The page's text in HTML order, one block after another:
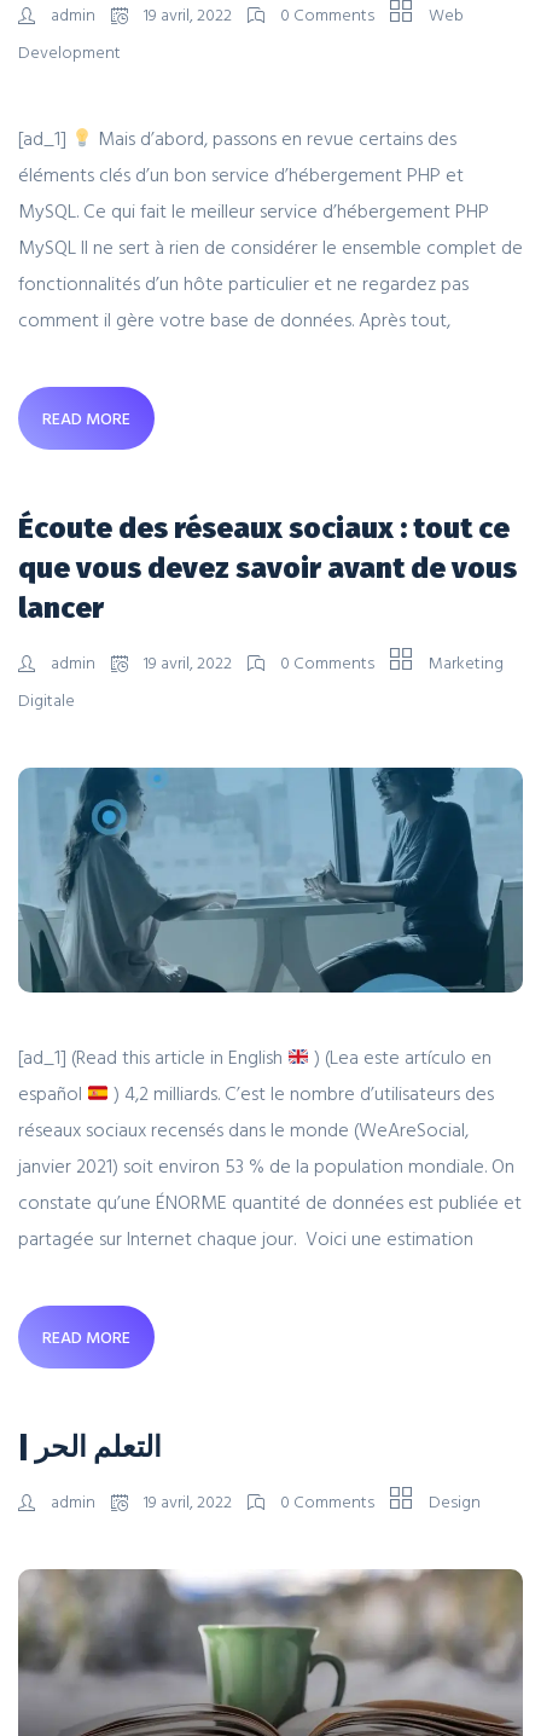
admin 19 avril, 2022 0 Comments
Web
Development
[ad_1]
Mais d’abord, passons en revue certains des
éléments clés d’un bon service d’hébergement PHP et
MySQL. Ce qui fait le meilleur service d’hébergement PHP
MySQL Il ne sert à rien de considérer le ensemble complet de
fonctionnalités d’un hôte particulier et ne regardez pas
comment il gère votre base de données. Après tout,
READ MORE
Écoute des réseaux sociaux : tout ce
que vous devez savoir avant de vous
lancer
admin 19 avril, 2022 0 Comments
Marketing
Digitale
[ad_1] (Read this article in English
) (Lea este artículo en
español
) 4,2 milliards. C’est le nombre d’utilisateurs des
réseaux sociaux recensés dans le monde (WeAreSocial,
janvier 2021) soit environ 53 % de la population mondiale. On
constate qu’une ÉNORME quantité de données est publiée et
partagée sur Internet chaque jour. Voici une estimation
READ MORE
| التعلم الحر
admin 19 avril, 2022 0 Comments Design